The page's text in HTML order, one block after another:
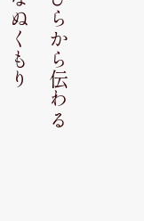
手のひらから伝わる